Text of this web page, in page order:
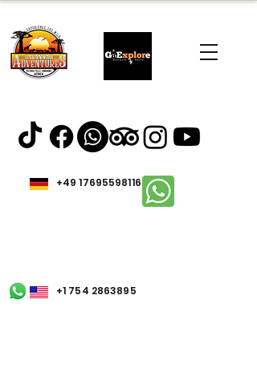
+49 17695598116
+1 754 2863895